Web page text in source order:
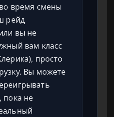
время смены
рейд
вы не
вам класс
просто
Вы можете
пока не